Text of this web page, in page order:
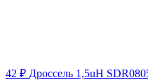
42 ₽ Дроссель 1,5uH